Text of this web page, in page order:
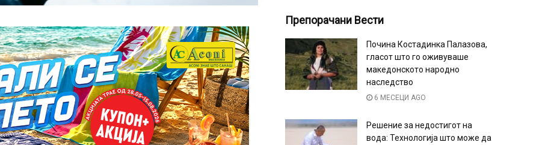
Препорачани Вести
Почина Костадинка Палазова,
гласот што го оживуваше
македонското народно
наследство
6 МЕСЕЦИ AGO
Решение за недостигот на
вода: Технологија што може да